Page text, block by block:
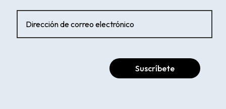
Suscríbete